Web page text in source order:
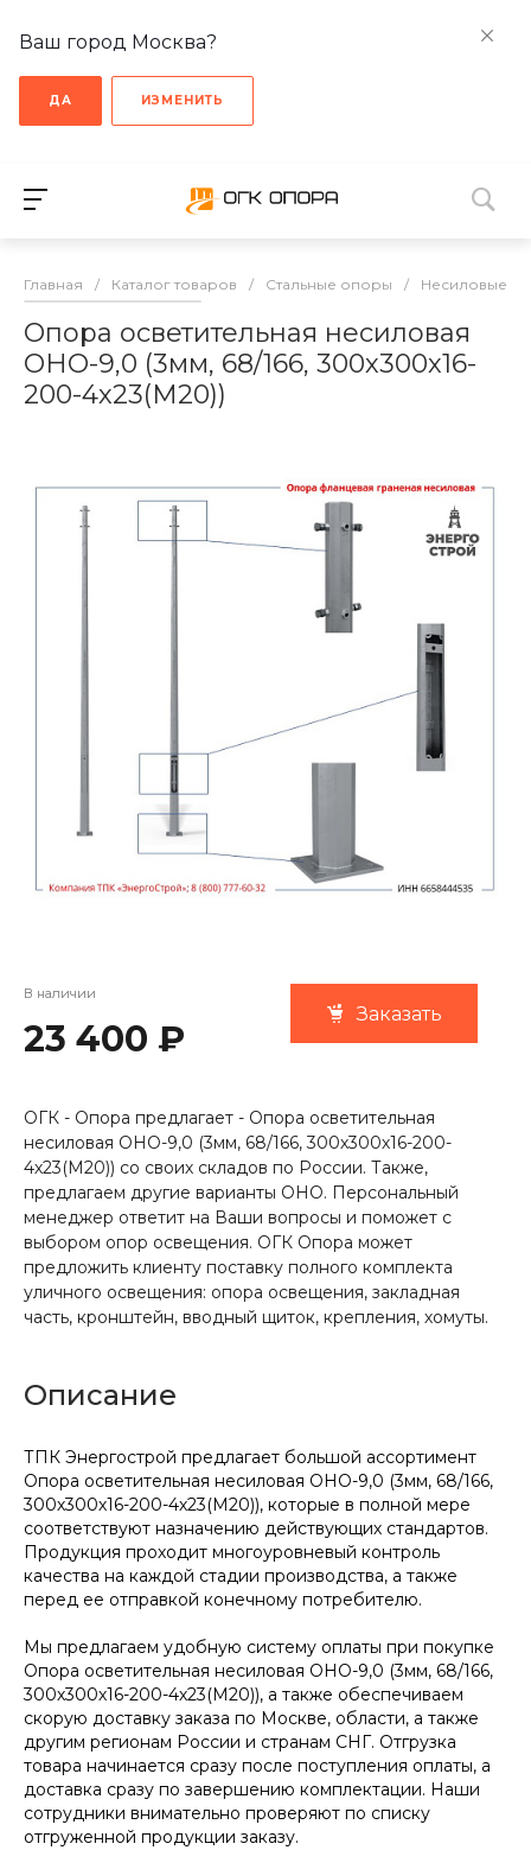
Ваш город Москва?
ДА ИЗМЕНИТЬ
Главная / Каталог товаров / Стальные опоры / Несиловые
Опора осветительная несиловая
ОНО-9,0 (3мм, 68/166, 300х300х16-
200-4х23(М20))
В наличии
23 400 ₽
Заказать
ОГК - Опора предлагает - Опора осветительная
несиловая ОНО-9,0 (3мм, 68/166, 300х300х16-200-
4х23(М20)) со своих складов по России. Также,
предлагаем другие варианты ОНО. Персональный
менеджер ответит на Ваши вопросы и поможет с
выбором опор освещения. ОГК Опора может
предложить клиенту поставку полного комплекта
уличного освещения: опора освещения, закладная
часть, кронштейн, вводный щиток, крепления, хомуты.
Описание
ТПК Энергострой предлагает большой ассортимент
Опора осветительная несиловая ОНО-9,0 (3мм, 68/166,
300х300х16-200-4х23(М20)), которые в полной мере
соответствуют назначению действующих стандартов.
Продукция проходит многоуровневый контроль
качества на каждой стадии производства, а также
перед ее отправкой конечному потребителю.
Мы предлагаем удобную систему оплаты при покупке
Опора осветительная несиловая ОНО-9,0 (3мм, 68/166,
300х300х16-200-4х23(М20)), а также обеспечиваем
скорую доставку заказа по Москве, области, а также
другим регионам России и странам СНГ. Отгрузка
товара начинается сразу после поступления оплаты, а
доставка сразу по завершению комплектации. Наши
сотрудники внимательно проверяют по списку
отгруженной продукции заказу.